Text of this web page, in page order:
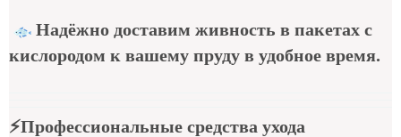
Надёжно доставим живность в пакетах с
кислородом к вашему пруду в удобное время.
⚡Профессиональные средства ухода